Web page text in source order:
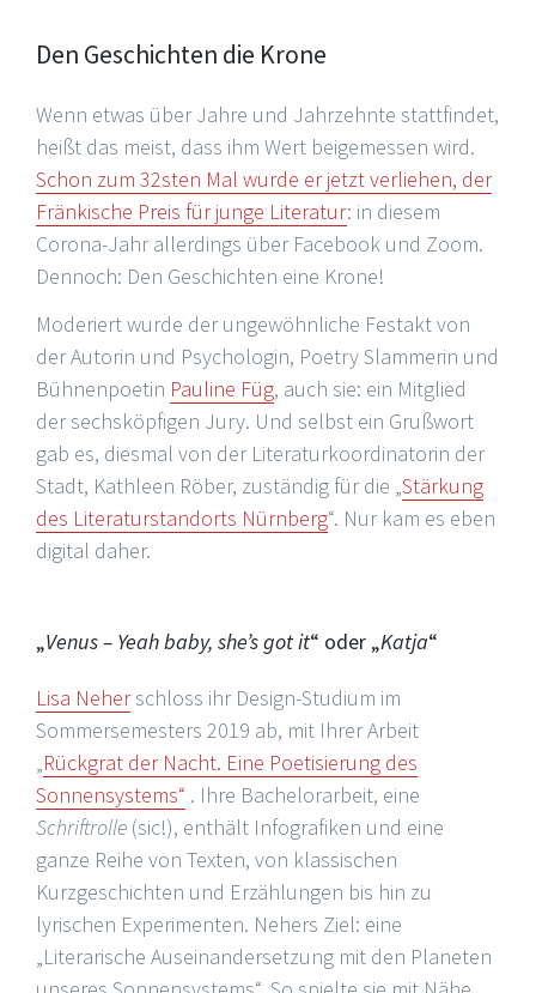
Den Geschichten die Krone
Wenn etwas über Jahre und Jahrzehnte stattfindet,
heißt das meist, dass ihm Wert beigemessen wird.
Schon zum 32sten Mal wurde er jetzt verliehen, der
Fränkische Preis für junge Literatur: in diesem
Corona-Jahr allerdings über Facebook und Zoom.
Dennoch: Den Geschichten eine Krone!
Moderiert wurde der ungewöhnliche Festakt von
der Autorin und Psychologin, Poetry Slammerin und
Bühnenpoetin Pauline Füg, auch sie: ein Mitglied
der sechsköpfigen Jury. Und selbst ein Grußwort
gab es, diesmal von der Literaturkoordinatorin der
Stadt, Kathleen Röber, zuständig für die „Stärkung
des Literaturstandorts Nürnberg“. Nur kam es eben
digital daher.
„Venus – Yeah baby, she’s got it“ oder „Katja“
Lisa Neherschloss ihr Design-Studium im
Sommersemesters 2019 ab, mit Ihrer Arbeit
„Rückgrat der Nacht. Eine Poetisierung des
Sonnensystems“ . Ihre Bachelorarbeit, eine
Schriftrolle (sic!), enthält Infografiken und eine
ganze Reihe von Texten, von klassischen
Kurzgeschichten und Erzählungen bis hin zu
lyrischen Experimenten. Nehers Ziel: eine
„Literarische Auseinandersetzung mit den Planeten